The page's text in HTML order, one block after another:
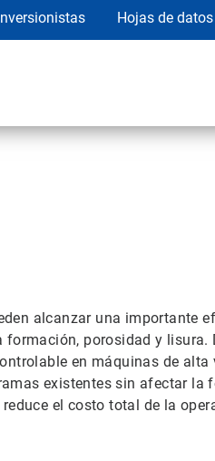
Hojas de
alcanzar una importante
porosidad y lisura.
en máquinas de
existentes sin afectar la
el costo total de la